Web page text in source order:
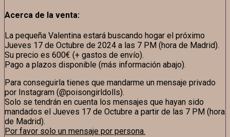
Acerca de la venta:
La pequeña Valentina estará buscando hogar el próximo
Jueves 17 de Octubre de 2024 a las 7 PM (hora de Madrid).
Su precio es 600€ (+ gastos de envío).
Pago a plazos disponible (más información abajo).
Para conseguirla tienes que mandarme un mensaje privado
por Instagram (@poisongirldolls).
Solo se tendrán en cuenta los mensajes que hayan sido
mandados el Jueves 17 de Octubre a partir de las 7 PM (hora
de Madrid).
Por favor solo un mensaje por persona.